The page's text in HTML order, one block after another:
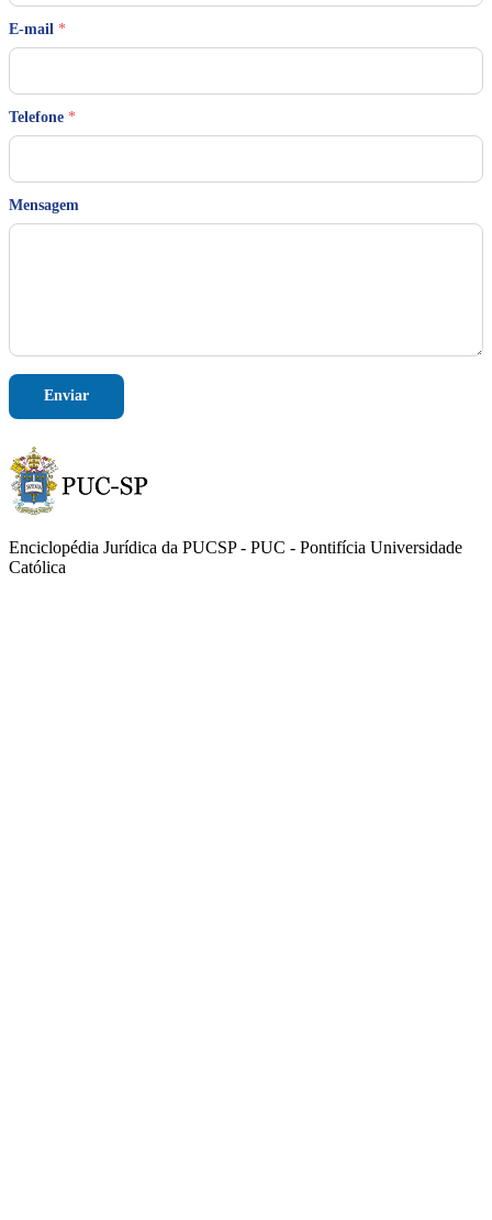
m
a
i
E-mail *
Telefone *
Mensagem
Enviar
Enciclopédia Jurídica da PUCSP - PUC - Pontifícia Universidade
Católica